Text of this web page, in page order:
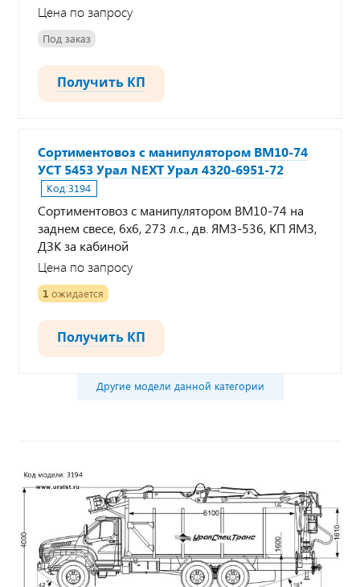
Цена по запросу
Под заказ
Получить КП
Сортиментовоз с манипулятором ВМ10-74
УСТ 5453 Урал NEXT Урал 4320-6951-72
Код:3194
Сортиментовоз с манипулятором ВМ10-74 на
заднем свесе, 6х6, 273 л.с., дв. ЯМЗ-536, КП ЯМЗ,
ДЗК за кабиной
Цена по запросу
1 ожидается
Получить КП
Другие модели данной категории